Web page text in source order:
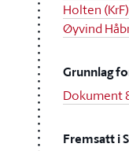
Holten (KrF)
Øyvind
Grunnlag
Dokument
Fremsatt i